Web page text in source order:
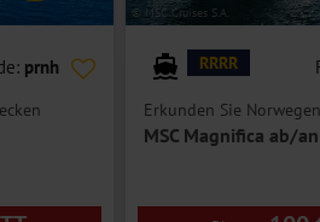
prnh
© MSC Cruises S.A.
RRRR
Erkunden Sie Norwegen
MSC Magnifica ab/